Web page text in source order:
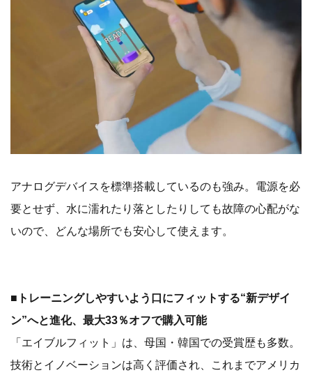
アナログデバイスを標準搭載しているのも強み。電源を必
要とせず、水に濡れたり落としたりしても故障の心配がな
いので、どんな場所でも安心して使えます。
■トレーニングしやすいよう口にフィットする“新デザイ
ン”へと進化、最大33％オフで購入可能
「エイブルフィット」は、母国・韓国での受賞歴も多数。
技術とイノベーションは高く評価され、これまでアメリカ